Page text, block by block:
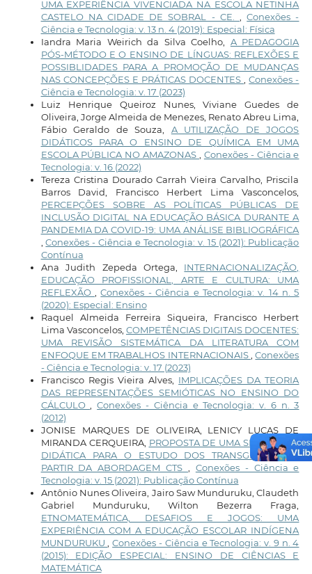
UMA EXPERIÊNCIA VIVENCIADA NA ESCOLA NETINHA
CASTELO NA CIDADE DE SOBRAL - CE.
,Conexões -
Ciência e Tecnologia: v. 13 n. 4 (2019): Especial: Física
Iandra Maria Weirich da Silva Coelho, A PEDAGOGIA
PÓS-MÉTODO E O ENSINO DE LÍNGUAS: REFLEXÕES E
POSSIBLIDADES PARA A PROMOÇÃO DE MUDANÇAS
NAS CONCEPÇÕES E PRÁTICAS DOCENTES
,Conexões -
Ciência e Tecnologia: v. 17 (2023)
Luiz Henrique Queiroz Nunes, Viviane Guedes de
Oliveira, Jorge Almeida de Menezes, Renato Abreu Lima,
Fábio Geraldo de Souza, A UTILIZAÇÃO DE JOGOS
DIDÁTICOS PARA O ENSINO DE QUÍMICA EM UMA
ESCOLA PÚBLICA NO AMAZONAS
Conexões - Ciência e
Tecnologia: v. 16 (2022)
Tereza Cristina Dourado Carrah Vieira Carvalho, Priscila
Barros David, Francisco Herbert Lima Vasconcelos,
PERCEPÇÕES SOBRE AS POLÍTICAS PÚBLICAS DE
INCLUSÃO DIGITAL NA EDUCAÇÃO BÁSICA DURANTE A
PANDEMIA DA COVID-19: UMA ANÁLISE BIBLIOGRÁFICA
,Conexões - Ciência e Tecnologia: v. 15 (2021): Publicação
Contínua
Ana Judith Zepeda Ortega, INTERNACIONALIZAÇÃO,
EDUCAÇÃO PROFISSIONAL, ARTE E CULTURA: UMA
REFLEXÃO
,Conexões - Ciência e Tecnologia: v. 14 n. 5
(2020): Especial: Ensino
Raquel Almeida Ferreira Siqueira, Francisco Herbert
Lima Vasconcelos, COMPETÊNCIAS DIGITAIS DOCENTES:
UMA REVISÃO SISTEMÁTICA DA LITERATURA COM
ENFOQUE EM TRABALHOS INTERNACIONAIS ,Conexões
- Ciência e Tecnologia: v. 17 (2023)
Francisco Regis Vieira Alves, IMPLICAÇÕES DA TEORIA
DAS REPRESENTAÇÕES SEMIÓTICAS NO ENSINO DO
CÁLCULO
,Conexões - Ciência e Tecnologia: v. 6 n. 3
(2012)
JONISE MARQUES DE OLIVEIRA, LENICY LUCAS DE
MIRANDA CERQUEIRA, PROPOSTA DE UMA SEQUÊNCIA
DIDÁTICA PARA O ESTUDO DOS TRANSGÊNICOS A
PARTIR DA ABORDAGEM CTS
Conexões - Ciência e
Tecnologia: v. 15 (2021): Publicação Contínua
Antônio Nunes Oliveira, Jairo Saw Munduruku, Claudeth
Gabriel Munduruku, Wilton Bezerra Fraga,
ETNOMATEMÁTICA, DESAFIOS E JOGOS: UMA
EXPERIÊNCIA COM A EDUCAÇÃO ESCOLAR INDÍGENA
MUNDURUKU
,Conexões - Ciência e Tecnologia: v. 9 n. 4
(2015): EDIÇÃO ESPECIAL: ENSINO DE CIÊNCIAS E
MATEMÁTICA